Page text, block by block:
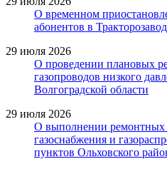
О временном
абонентов в
29 июля 2026
О проведении плановых
газопроводов низкого
Волгоградской области
29 июля 2026
О выполнении ремонтных
газоснабжения и
пунктов Ольховского